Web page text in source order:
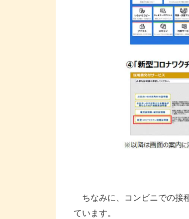
ちなみに、コンビニでの接
ています。